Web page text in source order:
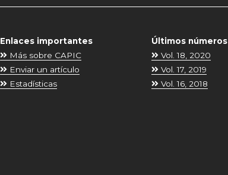
Enlaces importantes
Más sobre CAPIC
Enviar un artículo
Estadísticas
Últimos números
Vol. 18, 2020
Vol. 17, 2019
Vol. 16, 2018